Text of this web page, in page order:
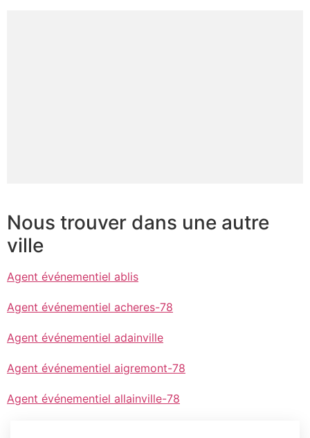
Nous trouver dans une autre
ville
Agent événementiel ablis
Agent événementiel acheres-78
Agent événementiel adainville
Agent événementiel aigremont-78
Agent événementiel allainville-78